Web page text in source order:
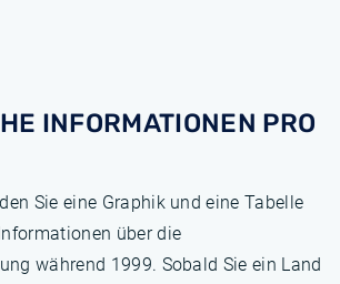
INFORMATIONEN PRO
Sie eine Graphik und eine Tabelle
über die
während 1999. Sobald Sie ein Land